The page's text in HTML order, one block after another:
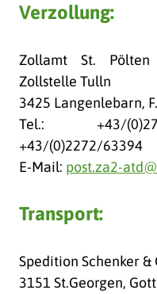
Verzollung:
Zollamt St. Pölten
Zollstelle Tulln
3425 Langenlebarn,
Tel.: +43/
+43/(0)2272/63394
E-Mail: post.za2-
Transport:
Spedition Schenker &
3151 St.Georgen,